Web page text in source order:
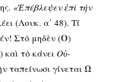
«Ἐπέβλεψεν ἐπί τὴν
(Λουκ. α΄ 48). Τί
Στὸ μηδὲν (Ο)
) καὶ τὸ κάνει Οὐ-
ταπείνωσι γίνεταιΩ